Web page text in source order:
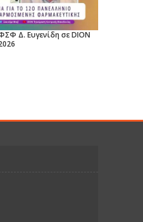
Δ. Ευγενίδη σε DION